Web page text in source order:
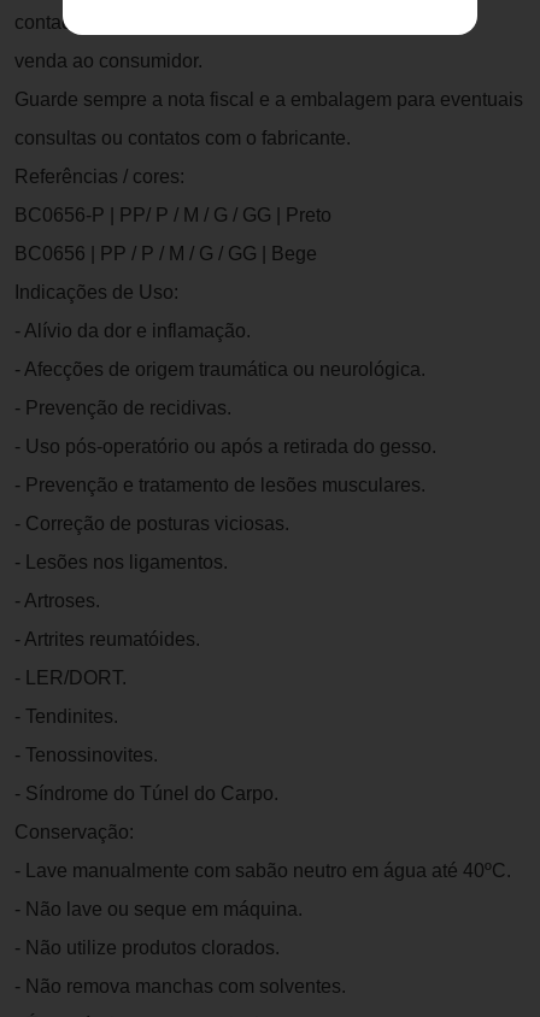
contados a partir da data da emissão da nota fiscal de
venda ao consumidor.
Guarde sempre a nota fiscal e a embalagem para eventuais
consultas ou contatos com o fabricante.
Referências / cores:
BC0656-P | PP/ P / M / G / GG | Preto
BC0656 | PP / P / M / G / GG | Bege
Indicações de Uso:
- Alívio da dor e inflamação.
- Afecções de origem traumática ou neurológica.
- Prevenção de recidivas.
- Uso pós-operatório ou após a retirada do gesso.
- Prevenção e tratamento de lesões musculares.
- Correção de posturas viciosas.
- Lesões nos ligamentos.
- Artroses.
- Artrites reumatóides.
- LER/DORT.
- Tendinites.
- Tenossinovites.
- Síndrome do Túnel do Carpo.
Conservação:
- Lave manualmente com sabão neutro em água até 40ºC.
- Não lave ou seque em máquina.
- Não utilize produtos clorados.
- Não remova manchas com solventes.